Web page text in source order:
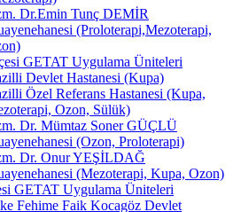
Dr.Emin Tunç DEMİR
(Proloterapi,Mezoterapi,
GETAT Uygulama Üniteleri
Devlet Hastanesi (Kupa)
Özel Referans Hastanesi (Kupa,
Ozon, Sülük)
Dr. Mümtaz Soner GÜÇLÜ
(Ozon, Proloterapi)
Dr. Onur YEŞİLDAĞ
(Mezoterapi, Kupa, Ozon)
GETAT Uygulama Üniteleri
Fehime Faik Kocagöz Devlet